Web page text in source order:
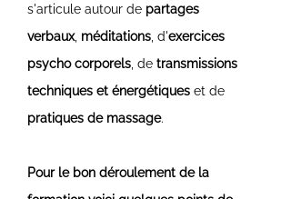
s'articule autour de partages
verbaux, méditations , d'exercices
psycho corporels , de transmissions
techniques et énergétiques et de
pratiques de massage.
Pour le bon déroulement de la